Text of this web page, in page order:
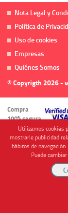
Nota Legal y
Política de
Uso de cookies
Empresas
Quiénes Somos
© Copyrigth 2026 -
Compra
100% segura
Cofinanciado por
Utilizamos cookies
mostrarle publicidad
hábitos de
Puede